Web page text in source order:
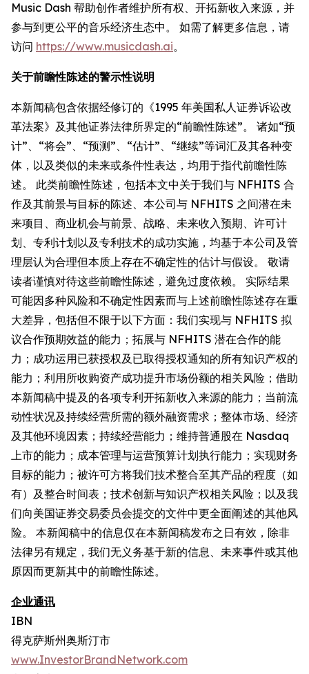
Music Dash 帮助创作者维护所有权、开拓新收入来源，并
参与到更公平的音乐经济生态中。 如需了解更多信息，请
访问 https://www.musicdash.ai。
关于前瞻性陈述的警示性说明
本新闻稿包含依据经修订的《1995 年美国私人证券诉讼改
革法案》及其他证券法律所界定的“前瞻性陈述”。 诸如“预
计”、“将会”、“预测”、“估计”、“继续”等词汇及其各种变
体，以及类似的未来或条件性表达，均用于指代前瞻性陈
述。 此类前瞻性陈述，包括本文中关于我们与 NFHITS 合
作及其前景与目标的陈述、本公司与 NFHITS 之间潜在未
来项目、商业机会与前景、战略、未来收入预期、许可计
划、专利计划以及专利技术的成功实施，均基于本公司及管
理层认为合理但本质上存在不确定性的估计与假设。 敬请
读者谨慎对待这些前瞻性陈述，避免过度依赖。 实际结果
可能因多种风险和不确定性因素而与上述前瞻性陈述存在重
大差异，包括但不限于以下方面：我们实现与 NFHITS 拟
议合作预期效益的能力；拓展与 NFHITS 潜在合作的能
力；成功运用已获授权及已取得授权通知的所有知识产权的
能力；利用所收购资产成功提升市场份额的相关风险；借助
本新闻稿中提及的各项专利开拓新收入来源的能力；当前流
动性状况及持续经营所需的额外融资需求；整体市场、经济
及其他环境因素；持续经营能力；维持普通股在 Nasdaq
上市的能力；成本管理与运营预算计划执行能力；实现财务
目标的能力；被许可方将我们技术整合至其产品的程度（如
有）及整合时间表；技术创新与知识产权相关风险；以及我
们向美国证券交易委员会提交的文件中更全面阐述的其他风
险。 本新闻稿中的信息仅在本新闻稿发布之日有效，除非
法律另有规定，我们无义务基于新的信息、未来事件或其他
原因而更新其中的前瞻性陈述。
企业通讯
IBN
得克萨斯州奥斯汀市
www.InvestorBrandNetwork.com